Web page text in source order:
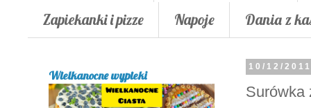
Zapiekanki i pizze
Napoje Dania z
10/12/
Surówka
Wielkanocne wypieki